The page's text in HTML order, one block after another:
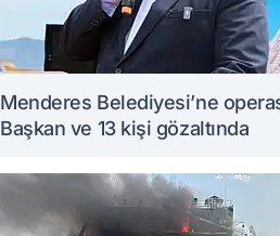
Menderes Belediyesi’ne
Başkan ve 13 kişi gözaltında